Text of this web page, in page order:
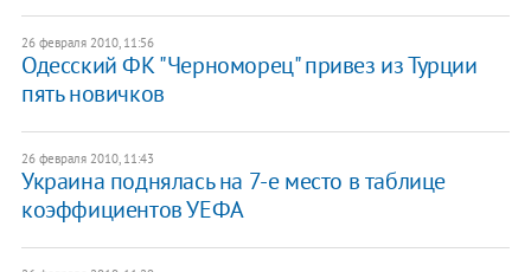
26 февраля 2010, 11:56
Одесский ФК "Черноморец" привез из Турции
пять новичков
26 февраля 2010, 11:43
Украина поднялась на 7-е место в таблице
коэффициентов УЕФА